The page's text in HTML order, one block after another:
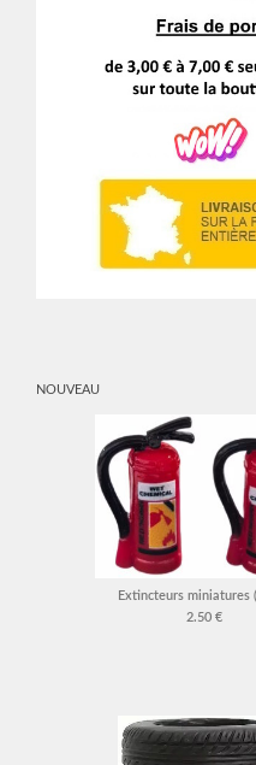
NOUVEAU
Extincteurs miniatures
2.50 €